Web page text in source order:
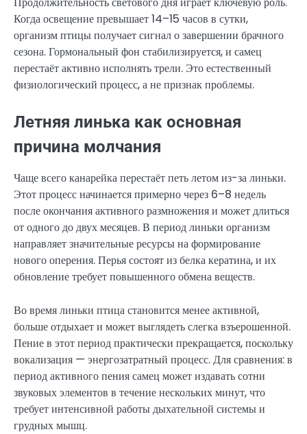
Когда освещение превышает 14–15 часов в сутки,
организм птицы получает сигнал о завершении брачного
сезона. Гормональный фон стабилизируется, и самец
перестаёт активно исполнять трели. Это естественный
физиологический процесс, а не признак проблемы.
Летняя линька как основная
причина молчания
Чаще всего канарейка перестаёт петь летом из-за линьки.
Этот процесс начинается примерно через 6–8 недель
после окончания активного размножения и может длиться
от одного до двух месяцев. В период линьки организм
направляет значительные ресурсы на формирование
нового оперения. Перья состоят из белка кератина, и их
обновление требует повышенного обмена веществ.
Во время линьки птица становится менее активной,
больше отдыхает и может выглядеть слегка взъерошенной.
Пение в этот период практически прекращается, поскольку
вокализация — энергозатратный процесс. Для сравнения: в
период активного пения самец может издавать сотни
звуковых элементов в течение нескольких минут, что
требует интенсивной работы дыхательной системы и
грудных мышц.